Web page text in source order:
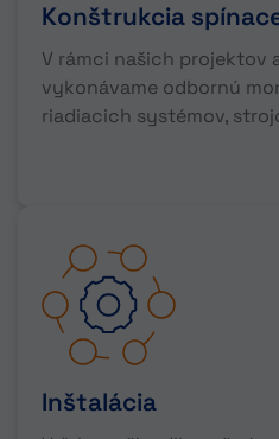
Konštrukcia
V rámci našich projektov
vykonávame odbornú
riadiacich systémov,
Inštalácia